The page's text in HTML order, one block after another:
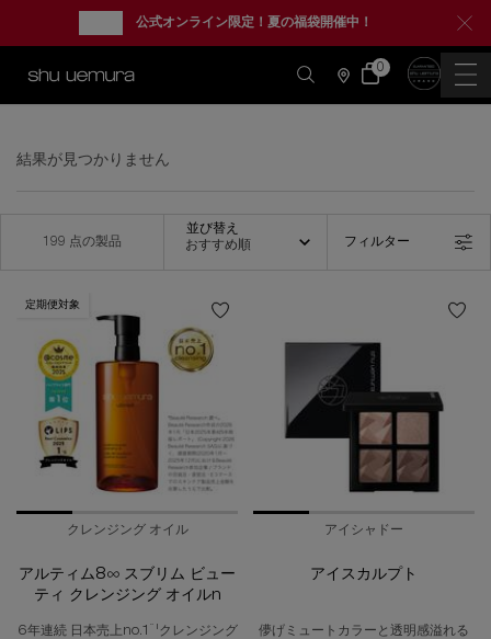
公式オンライン限定！夏の福袋開催中！
店
情
カ 0
0 カート内の製品
結果が見つかりません
199 点の製品
並び替え
おすすめ順
並び替え
フィルター
フィルターメニュー
定期便対象
クレンジング オイル
アルティム8∞ スブリム ビュー
ティ クレンジング オイルn
6年連続 日本売上no.1 *1 クレンジング
アイシャドー
アイスカルプト
儚げミュートカラーと透明感溢れる